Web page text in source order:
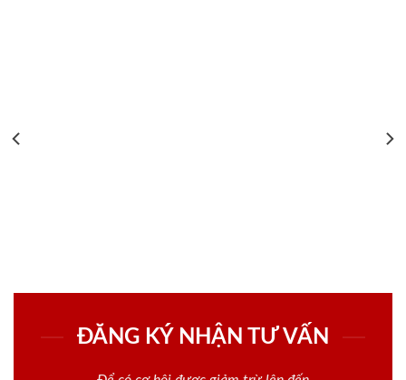
ĐĂNG KÝ NHẬN TƯ VẤN